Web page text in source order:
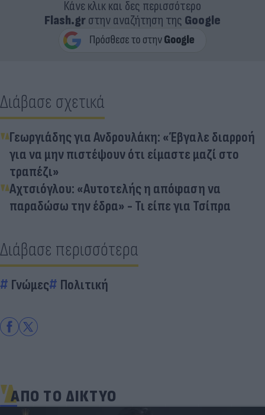
Κάνε κλικ και δες περισσότερο
Flash.grστην αναζήτηση της Google
Διάβασε σχετικά
Γεωργιάδης για Ανδρουλάκη: «Έβγαλε διαρροή
για να μην πιστέψουν ότι είμαστε μαζί στο
τραπέζι»
Αχτσιόγλου: «Αυτοτελής η απόφαση να
παραδώσω την έδρα» - Τι είπε για Τσίπρα
Διάβασε περισσότερα
Γνώμες Πολιτική
ΑΠΟ ΤΟ ΔΙΚΤΥΟ